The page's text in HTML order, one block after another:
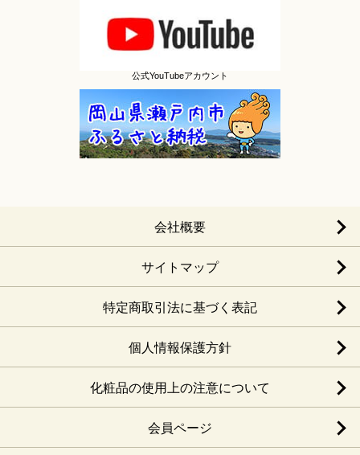
公式YouTubeアカウント
会社概要
サイトマップ
特定商取引法に基づく表記
個人情報保護方針
化粧品の使用上の注意について
会員ページ